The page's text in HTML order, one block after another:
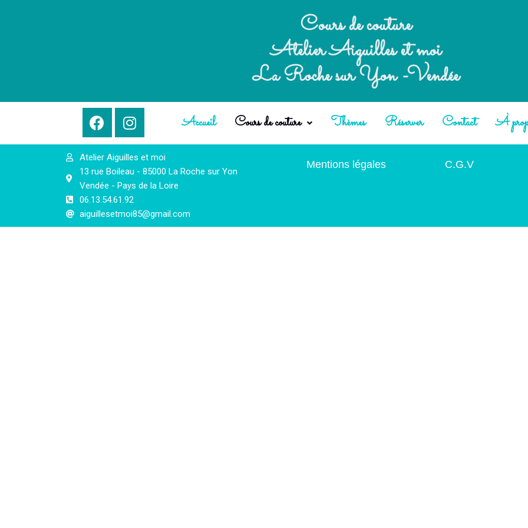
Cours de couture
Atelier Aiguilles et moi
La Roche sur Yon -Vendée
Accueil Cours de couture Thèmes Réserver Contact À
Atelier Aiguilles et moi
13 rue Boileau - 85000 La Roche sur Yon
Vendée - Pays de la Loire
06.13.54.61.92
aiguillesetmoi85@gmail.com
Mentions légales C.G.V